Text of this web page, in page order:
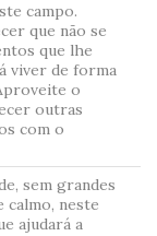
campo.
que não se
que lhe
viver de forma
o
outras
com o
sem grandes
calmo, neste
ajudará a